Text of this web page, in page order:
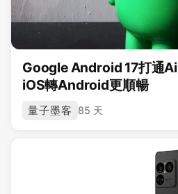
Google Android 17打通
iOS轉Android更順暢
量子墨客 85 天